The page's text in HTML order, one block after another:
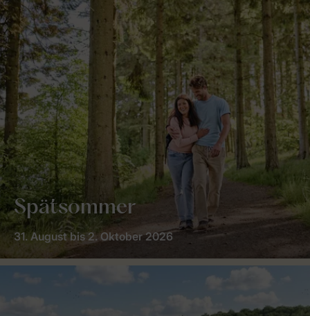
Spätsommer
31. August bis 2. Oktober 2026